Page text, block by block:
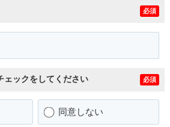
必須
ェックをしてください 必須
同意しない